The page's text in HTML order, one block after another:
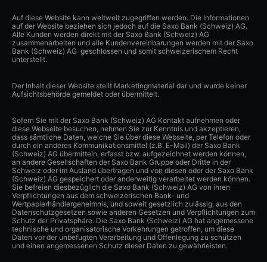
Auf diese Website kann weltweit zugegriffen werden. Die Informationen
auf der Website beziehen sich jedoch auf die Saxo Bank (Schweiz) AG.
Alle Kunden werden direkt mit der Saxo Bank (Schweiz) AG
zusammenarbeiten und alle Kundenvereinbarungen werden mit der Saxo
Bank (Schweiz) AG geschlossen und somit schweizerischem Recht
unterstellt.
Der Inhalt dieser Website stellt Marketingmaterial dar und wurde keiner
Aufsichtsbehörde gemeldet oder übermittelt.
Sofern Sie mit der Saxo Bank (Schweiz) AG Kontakt aufnehmen oder
diese Webseite besuchen, nehmen Sie zur Kenntnis und akzeptieren,
dass sämtliche Daten, welche Sie über diese Webseite, per Telefon oder
durch ein anderes Kommunikationsmittel (z.B. E-Mail) der Saxo Bank
(Schweiz) AG übermitteln, erfasst bzw. aufgezeichnet werden können,
an andere Gesellschaften der Saxo Bank Gruppe oder Dritte in der
Schweiz oder im Ausland übertragen und von diesen oder der Saxo Bank
(Schweiz) AG gespeichert oder anderweitig verarbeitet werden können.
Sie befreien diesbezüglich die Saxo Bank (Schweiz) AG von ihren
Verpflichtungen aus dem schweizerischen Bank- und
Wertpapierhändlergeheimnis, und soweit gesetzlich zulässig, aus den
Datenschutzgesetzen sowie anderen Gesetzen und Verpflichtungen zum
Schutz der Privatsphäre. Die Saxo Bank (Schweiz) AG hat angemessene
technische und organisatorische Vorkehrungen getroffen, um diese
Daten vor der unbefugten Verarbeitung und Offenlegung zu schützen
und einen angemessenen Schutz dieser Daten zu gewährleisten.